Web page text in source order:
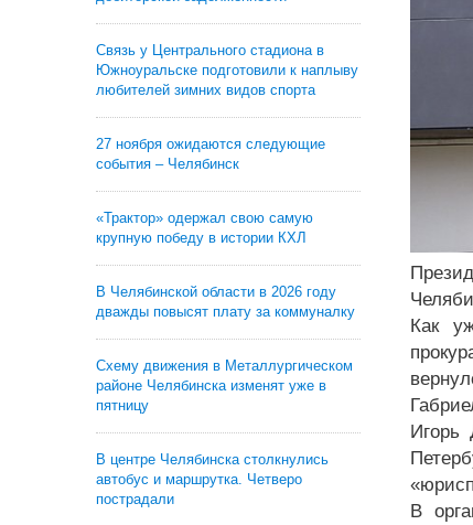
Связь у Центрального стадиона в
Южноуральске подготовили к наплыву
любителей зимних видов спорта
27 ноября ожидаются следующие
события – Челябинск
«Трактор» одержал свою самую
крупную победу в истории КХЛ
В Челябинской области в 2026 году
дважды повысят плату за коммуналку
Схему движения в Металлургическом
районе Челябинска изменят уже в
пятницу
В центре Челябинска столкнулись
автобус и маршрутка. Четверо
пострадали
Как
Игорь
В